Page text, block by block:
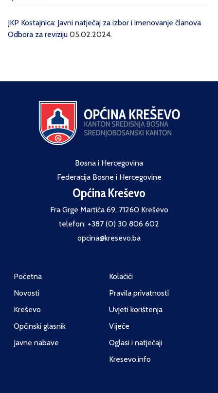
JKP Kostajnica: Javni natječaj za izbor i imenovanje članova
Odbora za reviziju 05.02.2024.
Bosna i Hercegovina
Federacija Bosne i Hercegovine
Općina Kreševo
Fra Grge Martića 69, 71260 Kreševo
telefon: +387 (0) 30 806 602
opcina@kresevo.ba
Početna
Novosti
Kreševo
Općinski glasnik
Javne nabave
Kolačići
Pravila privatnosti
Uvjeti korištenja
Vijeće
Oglasi i natječaji
Kresevo.info